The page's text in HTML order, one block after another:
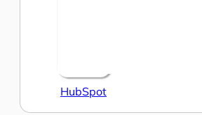
HubSpot